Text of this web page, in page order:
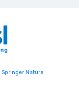
Springer Nature